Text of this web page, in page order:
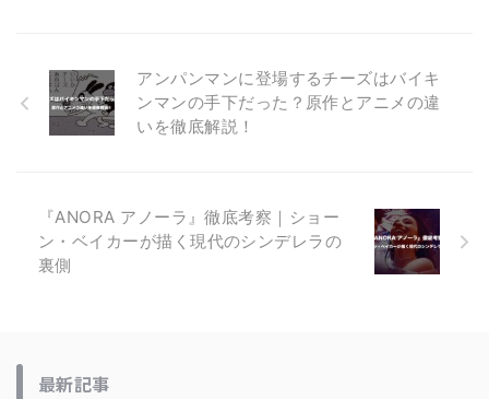
アンパンマンに登場するチーズはバイキ
ンマンの手下だった？原作とアニメの違
いを徹底解説！
『ANORA アノーラ』徹底考察｜ショー
ン・ベイカーが描く現代のシンデレラの
裏側
最新記事